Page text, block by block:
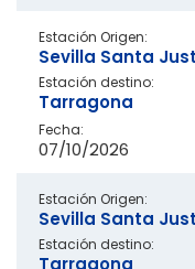
Estación Origen:
Sevilla Santa
Estación destino:
Tarragona
Fecha:
07/10/2026
Estación Origen:
Sevilla Santa
Estación destino:
Tarragona